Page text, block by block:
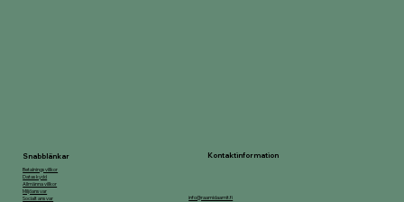
Betalningsvillkor
Dataskydd
Allmänna villkor
Miljöansvar
Socialt ansvar
Snabblänkar Kontaktinformation
info@raamidaamit.fi